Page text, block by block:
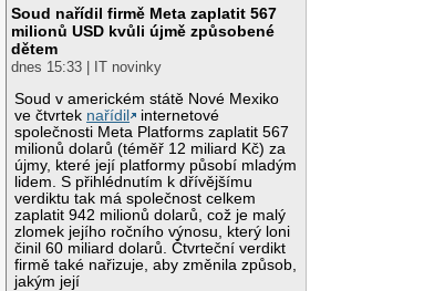
Soud nařídil firmě Meta zaplatit 567
milionů USD kvůli újmě způsobené
dětem
dnes 15:33 | IT novinky
Soud v americkém státě Nové Mexiko
ve čtvrtek nařídil
internetové
společnosti Meta Platforms zaplatit 567
milionů dolarů (téměř 12 miliard Kč) za
újmy, které její platformy působí mladým
lidem. S přihlédnutím k dřívějšímu
verdiktu tak má společnost celkem
zaplatit 942 milionů dolarů, což je malý
zlomek jejího ročního výnosu, který loni
činil 60 miliard dolarů. Čtvrteční verdikt
firmě také nařizuje, aby změnila způsob,
jakým její